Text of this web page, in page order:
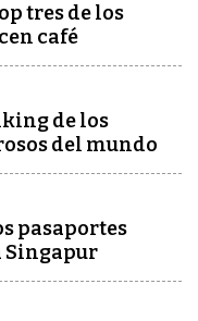
tres de los
café
de los
del mundo
pasaportes
Singapur